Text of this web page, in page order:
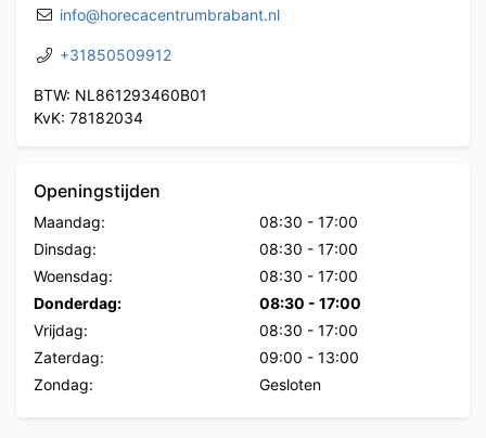
info@horecacentrumbrabant.nl
+31850509912
BTW: NL861293460B01
KvK: 78182034
Openingstijden
Maandag: 08:30 - 17:00
Dinsdag:
08:30 - 17:00
Woensdag:
08:30 - 17:00
Donderdag:
08:30 - 17:00
Vrijdag:
08:30 - 17:00
Zaterdag:
09:00 - 13:00
Zondag:
Gesloten